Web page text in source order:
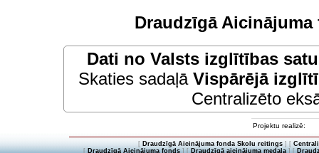
Draudzīgā
Dati no Valsts izglītības
Skaties sadaļā Vispārējā
Centralizēto
Projektu realizē:
[ Draudzīgā Aicinājuma fonda Skolu reitings] [
[Draudzīgā Aicinājuma fonds] [Draudzīgā aicinājuma medaļa] [